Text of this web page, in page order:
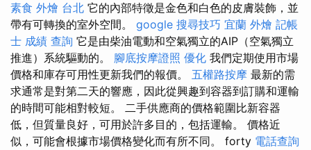
素食 外燴 台北 它的內部特徵是金色和白色的皮膚裝飾，並
帶有可轉換的室外空間。 google 搜尋技巧 宜蘭 外燴 記帳
士 成績 查詢 它是由柴油電動和空氣獨立的AIP（空氣獨立
推進）系統驅動的。 腳底按摩證照 優化 我們定期使用市場
價格和庫存可用性更新我們的報價。 五權路按摩 最新的需
求通常是對第二天的響應，因此從興趣到容器到訂購和運輸
的時間可能相對較短。 二手供應商的價格範圍比新容器
低，但質量良好，可用於許多目的，包括運輸。 價格近
似，可能會根據市場價格變化而有所不同。 forty 電話查詢